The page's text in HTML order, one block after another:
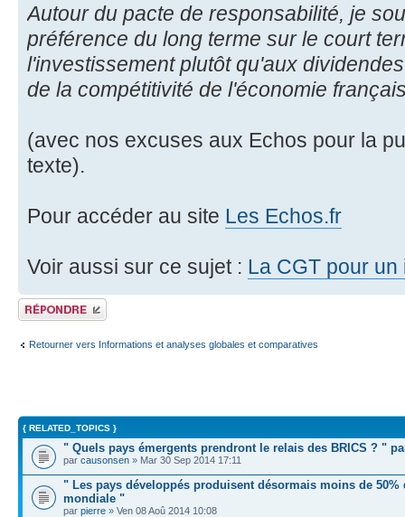
Autour du pacte de responsabilité, je
préférence du long terme sur le court
l'investissement plutôt qu'aux
de la compétitivité de l'économie
(avec nos excuses aux Echos pour la
texte).
Pour accéder au site Les Echos.fr
Voir aussi sur ce sujet : La CGT pour
Répondre
Retourner vers Informations et analyses globales et comparatives
{ RELATED_TOPICS }
" Quels pays émergents prendront le relais des BRICS ? "
par causonsen » Mar 30 Sep 2014 17:11
" Les pays développés produisent désormais moins de 50%
mondiale "
par pierre » Ven 08 Aoû 2014 10:08